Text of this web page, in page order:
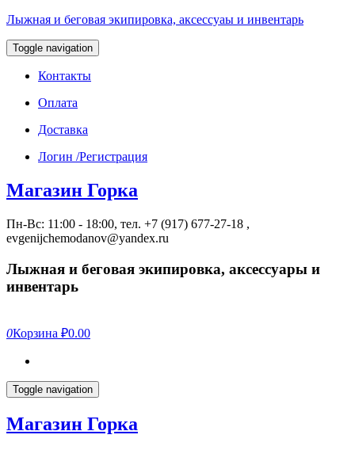
Лыжная и беговая экипировка, аксессуаы и инвентарь
Toggle navigation
Контакты
Оплата
Доставка
Логин /Регистрация
Магазин Горка
Пн-Вс: 11:00 - 18:00, тел. +7 (917) 677-27-18 ,
evgenijchemodanov@yandex.ru
Лыжная и беговая экипировка, аксессуары и
инвентарь
0Корзина ₽0.00
Toggle navigation
Магазин Горка